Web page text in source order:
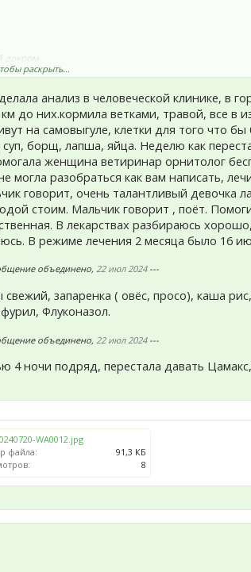
докорм.
засорять и зоб, и желудки, в итоге
важно следовать этому правилу сейчас,
раскрыть...
анализ в человеческой клинике, в
до них.кормила ветками, травой, все в
на самовыгуле, клетки для того что
борщ, лапша, яйца. Неделю как
женщина ветиринар орнитолог
могла разобраться как вам написать,
говорит, очень талантливый девочка
стоим. Мальчик говорит , поёт.
В лекарствах разбираюсь
В режиме лечения 2 месяца было 16
объединено, 22 июл 2024---
запаренка ( овёс, просо), каша
Флуконазол.
объединено, 22 июл 2024---
4 ночи подряд, перестала давать
WA0012.jpg
файла:
91,3 КБ
8